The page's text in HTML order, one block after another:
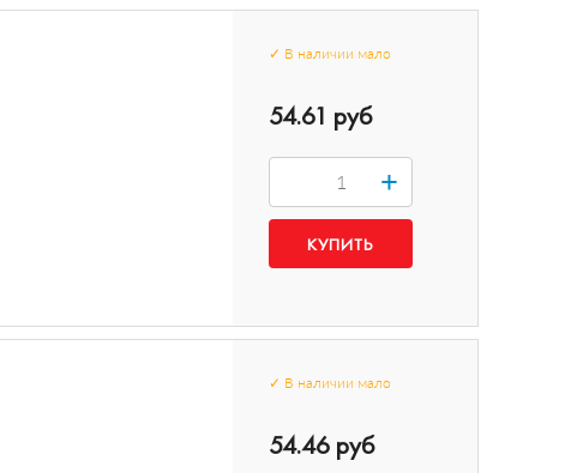
✓ В наличии мало
54.61 руб
+
✓ В наличии мало
54.46 руб